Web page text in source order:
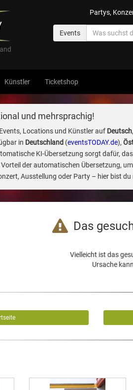
Partys,
Events
Künstler Ticketshop
und mehrsprachig!
Locations und Künstler auf Deutsch,
in Deutschland (eventsTODAY.de),
KI-Übersetzung sorgt dafür,
der automatischen Übersetzung,
Ausstellung oder Party – hier bist du
Das
Vielleicht ist das
Ursache